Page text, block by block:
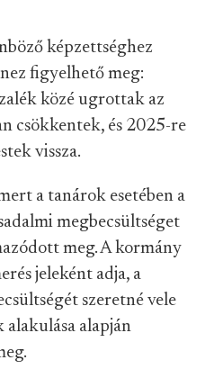
képzettséghez
figyelhető meg:
közé ugrottak az
csökkentek, és 2025-re
vissza.
a tanárok esetében a
megbecsültséget
meg. A kormány
jeleként adja, a
szeretné vele
alakulása alapján